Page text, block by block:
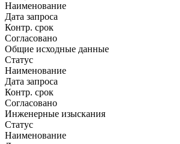
Наименование
Дата запроса
Контр. срок
Согласовано
Общие исходные данные
Статус
Наименование
Дата запроса
Контр. срок
Согласовано
Инженерные изыскания
Статус
Наименование